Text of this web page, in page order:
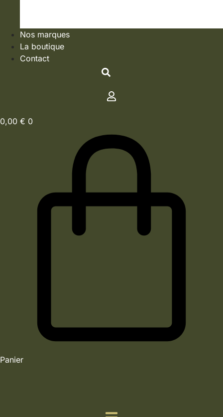
Nos marques
La boutique
Contact
0,00 € 0
Panier